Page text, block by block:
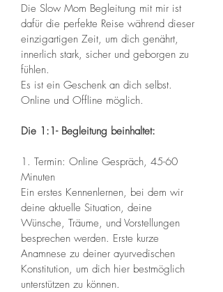
Die Slow Mom Begleitung mit mir ist
dafür die perfekte Reise während dieser
einzigartigen Zeit, um dich genährt,
innerlich stark, sicher und geborgen zu
fühlen.
Es ist ein Geschenk an dich selbst.
Online und Offline möglich.
Die 1:1- Begleitung beinhaltet:
1. Termin: Online Gespräch, 45-60
Minuten
Ein erstes Kennenlernen, bei dem wir
deine aktuelle Situation, deine
Wünsche, Träume, und Vorstellungen
besprechen werden. Erste kurze
Anamnese zu deiner ayurvedischen
Konstitution, um dich hier bestmöglich
unterstützen zu können.